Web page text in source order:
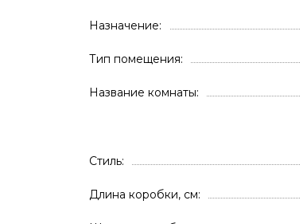
Назначение
Тип помещения
Название комнаты
Стиль
Длина коробки, см